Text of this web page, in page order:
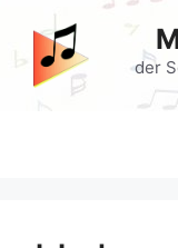
content
der